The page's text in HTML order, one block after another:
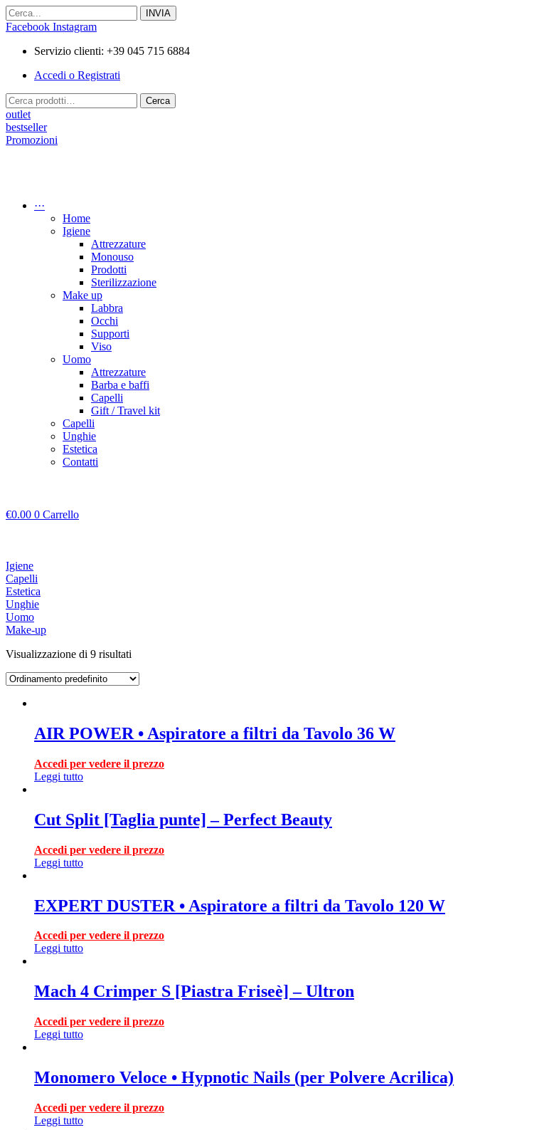
Vai
al
Facebook Instagram
Servizio clienti: +39 045 715 6884
Accedi o Registrati
Cerca:
Cerca
outlet
bestseller
Promozioni
···
Home
Igiene
Attrezzature
Monouso
Prodotti
Sterilizzazione
Make up
Labbra
Occhi
Supporti
Viso
Uomo
Attrezzature
Barba e baffi
Capelli
Gift / Travel kit
Capelli
Unghie
Estetica
Contatti
€0.00 0 Carrello
Igiene
Capelli
Estetica
Unghie
Uomo
Make-up
Visualizzazione di 9 risultati
AIR POWER • Aspiratore a filtri da Tavolo 36 W
Accedi per vedere il prezzo
Leggi tutto
Cut Split [Taglia punte] – Perfect Beauty
Accedi per vedere il prezzo
Leggi tutto
EXPERT DUSTER • Aspiratore a filtri da Tavolo 120 W
Accedi per vedere il prezzo
Leggi tutto
Mach 4 Crimper S [Piastra Friseè] – Ultron
Accedi per vedere il prezzo
Leggi tutto
Monomero Veloce • Hypnotic Nails (per Polvere Acrilica)
Accedi per vedere il prezzo
Leggi tutto